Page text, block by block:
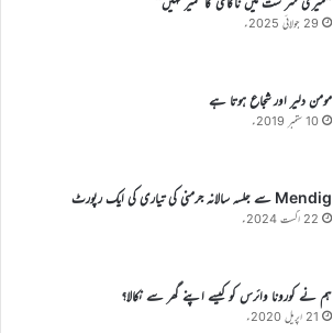
29 جولائی 2025ء
مومن دلیر اور شجاع ہوتا ہے
10 ستمبر 2019ء
Mendig سے جلسہ سالانہ جرمنی کی تیاری کی ایک رپورٹ
22 اگست 2024ء
ہم نے کورونا وائرس کو کیسے اپنے گھر سے نکالا؟
21 اپریل 2020ء